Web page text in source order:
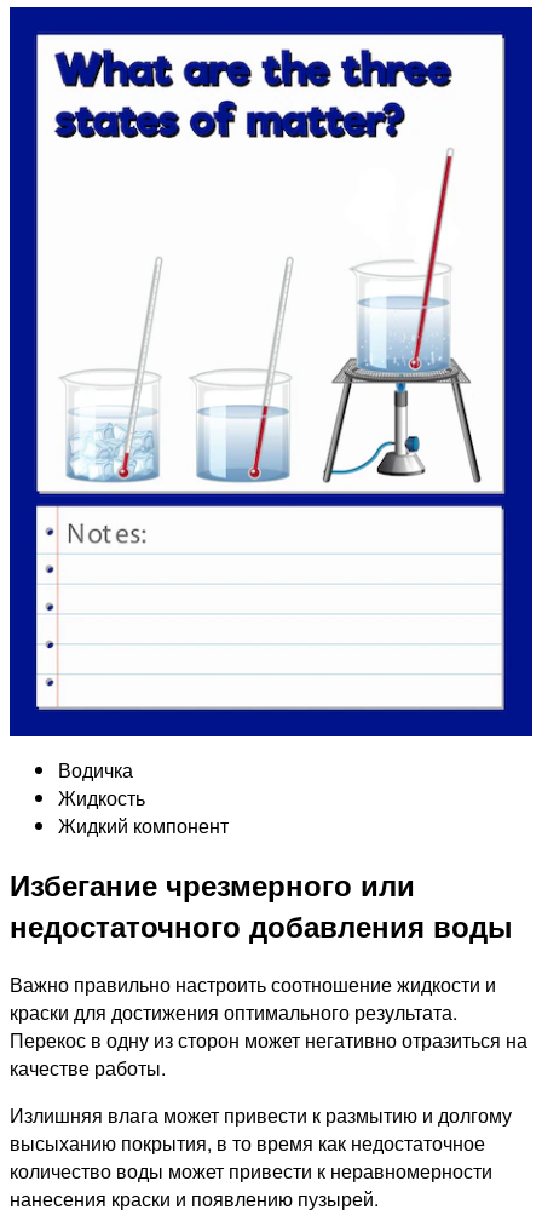
Водичка
Жидкость
Жидкий компонент
Избегание чрезмерного или
недостаточного добавления воды
Важно правильно настроить соотношение жидкости и
краски для достижения оптимального результата.
Перекос в одну из сторон может негативно отразиться на
качестве работы.
Излишняя влага может привести к размытию и долгому
высыханию покрытия, в то время как недостаточное
количество воды может привести к неравномерности
нанесения краски и появлению пузырей.